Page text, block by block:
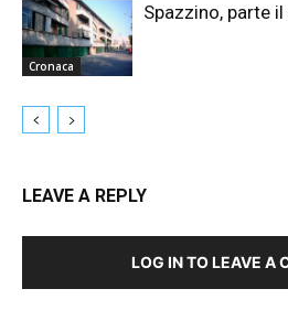
Cronaca
Spazzino, parte
LEAVE A REPLY
LOG IN TO LEAVE A